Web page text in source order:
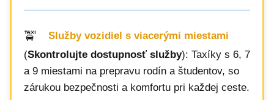
Služby vozidiel s viacerými miestami
(Skontrolujte dostupnosť služby): Taxíky s 6, 7
a 9 miestami na prepravu rodín a študentov, so
zárukou bezpečnosti a komfortu pri každej ceste.